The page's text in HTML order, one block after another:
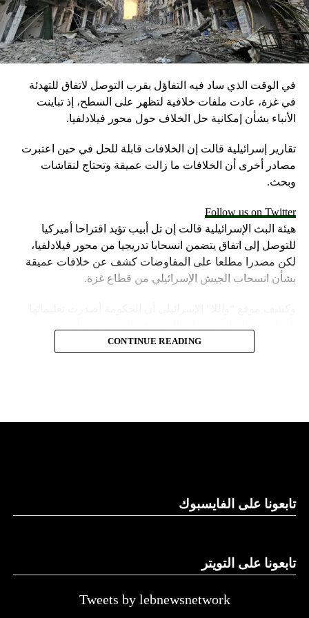
في الوقت الذي ساد فيه التفاؤل بقرب التوصل لاتفاق للتهدئة
في غزة، عادت ملفات خلافية لتظهر على السطح، إذ تباينت
الأنباء بشأن إمكانية حل الخلاف حول محور فيلادلفيا.
تقارير إسرائيلية قالت إن الخلافات قابلة للحل في حين اعتبرت
مصادر أخرى أن الخلافات ما زالت عميقة وتحتاج لنقاشات
وبحث.
Follow us on Twitter
هيئة البث الإسرائيلية قالت إن تل أبيب تؤيد اقتراحا أميركيا
للتوصل إلى اتفاق يتضمن انسحابا تدريجيا من محور فيلادلفيا،
لكن مصدرا مطلعا على المفاوضات كشف عن خلافات عميقة
بشأن انسحاب الجيش الإسرائيلي من قطاع غزة.
موقف إسرائيل في محادثات الهدنة.
ووسط هذا المشهد، يأتي وصول وزير الخارجية الأميركي أنتوني
بلينكن إلى إسرائيل في جولة هي العاشرة له للمنطقة منذ السابع
زيارة تأتي في إطار الجهود الدبلوماسية المكثفة التي تبذلها
واشنطن للدفع بالمفاوضات والتوصل إلى اتفاق لوقف لإطلاق
CONTINUE READING
تابعونا على الفايسبوك
تابعونا على التويتر
Tweets by lebnewsnetwork